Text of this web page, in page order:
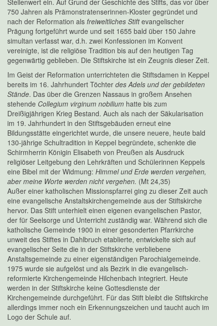
Stellenwert ein. Auf Grund der Geschichte des Stifts, das vor über
750 Jahren als Prämonstratenserinnen-Kloster gegründet und
nach der Reformation als freiweltliches Stiftevangelischer
Prägung fortgeführt wurde und seit 1655 bald über 150 Jahre
simultan verfasst war, d.h. zwei Konfessionen im Konvent
vereinigte, ist die religiöse Tradition bis auf den heutigen Tag
gegenwärtig geblieben. Die Stiftskirche ist ein Zeugnis dieser Zeit.
Im Geist der Reformation unterrichteten die Stiftsdamen in Keppel
bereits im 16. Jahrhundert Töchter des Adels und der gebildeten
Stände. Das über die Grenzen Nassaus in großem Ansehen
stehende Collegium virginum nobilium hatte bis zum
Dreißigjährigen Krieg Bestand. Auch als nach der Säkularisation
im 19. Jahrhundert in den Stiftsgebäuden erneut eine
Bildungsstätte eingerichtet wurde, die unsere neuere, heute bald
130-jährige Schultradition in Keppel begründete, schenkte die
Schirmherrin Königin Elisabeth von Preußen als Ausdruck
religiöser Leitgebung den Lehrkräften und Schülerinnen Keppels
eine Bibel mit der Widmung: Himmel und Erde werden vergehen,
aber meine Worte werden nicht vergehen. (Mt 24,35)
Außer einer katholischen Missionspfarrei ging zu dieser Zeit auch
eine evangelische Anstaltskirchengemeinde aus der Stiftskirche
hervor. Das Stift unterhielt einen eigenen evangelischen Pastor,
der für Seelsorge und Unterricht zuständig war. Während sich die
katholische Gemeinde 1900 in einer gesonderten Pfarrkirche
unweit des Stiftes in Dahlbruch etablierte, entwickelte sich auf
evangelischer Seite die in der Stiftskirche verbliebene
Anstaltsgemeinde zu einer eigenständigen Parochialgemeinde.
1975 wurde sie aufgelöst und als Bezirk in die evangelisch-
reformierte Kirchengemeinde Hilchenbach integriert. Heute
werden in der Stiftskirche keine Gottesdienste der
Kirchengemeinde durchgeführt. Für das Stift bleibt die Stiftskirche
allerdings immer noch ein Erkennungszeichen und taucht auch im
Logo der Schule auf.